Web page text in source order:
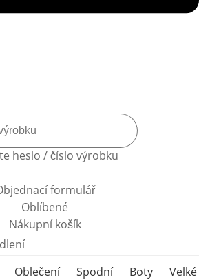
heslo / číslo výrobku
formulář
Oblíbené
Nákupní košík
Oblečení
Spodní
Boty
Velké